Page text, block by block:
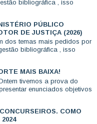
bibliográfica , isso
PÚBLICO
DE JUSTIÇA (2026)
dos temas mais pedidos por
bibliográfica , isso
MAIS BAIXA!
tivemos a prova do
enunciados objetivos
COMO